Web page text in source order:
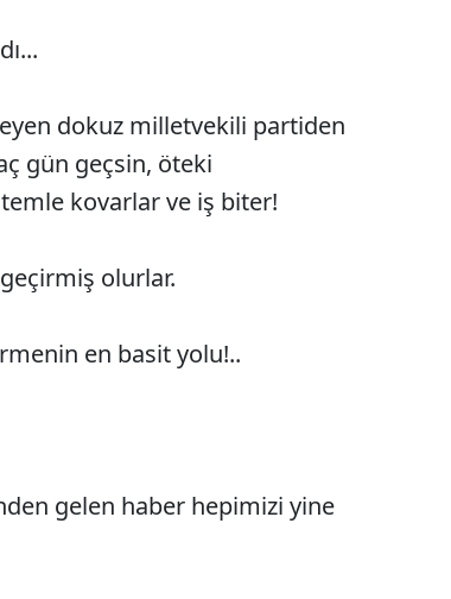
dokuz milletvekili partiden
gün geçsin, öteki
kovarlar ve iş biter!
olurlar.
en basit yolu!..
gelen haber hepimizi yine